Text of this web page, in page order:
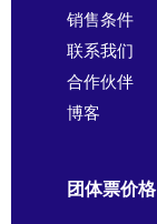
销售条件
联系我们
合作伙伴
博客
团体票价格